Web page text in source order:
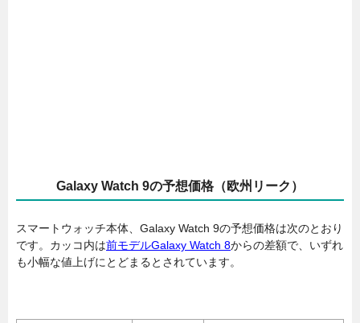
Galaxy Watch 9の予想価格（欧州リーク）
スマートウォッチ本体、Galaxy Watch 9の予想価格は次のとおり
です。カッコ内は前モデルGalaxy Watch 8からの差額で、いずれ
も小幅な値上げにとどまるとされています。